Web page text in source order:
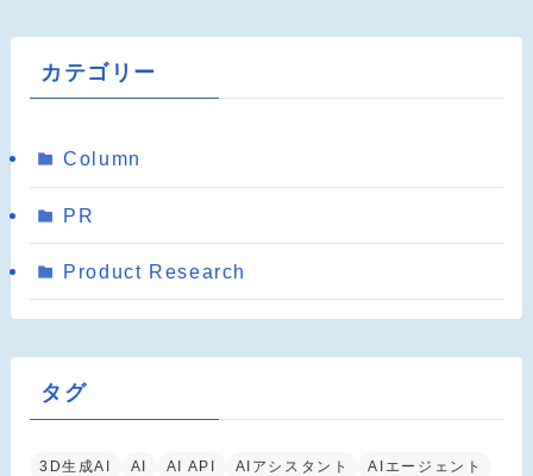
カテゴリー
Column
PR
Product Research
タグ
3D生成AI AI AI API AIアシスタント
AIエージェント